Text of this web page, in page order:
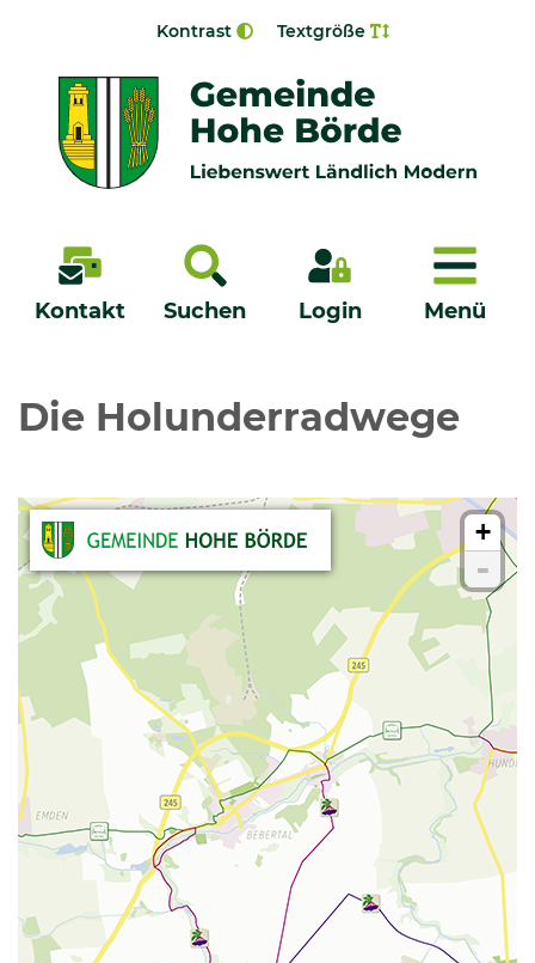
Kontrast Textgröße
Kontakt Suchen Login Menü
Menü
Neuigkeiten
Kommunalpolitik
Bildung und Soziales
Wirtschaft, Bauen, Verkehr
Tourismus, Freizeit, Dorfleben
Ehrenamt und Engagement
Die Holunderradwege